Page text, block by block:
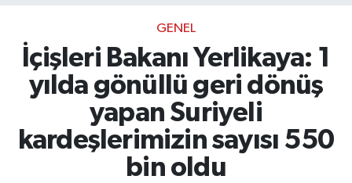
GENEL
İçişleri Bakanı Yerlikaya: 1
yılda gönüllü geri dönüş
yapan Suriyeli
kardeşlerimizin sayısı 550
bin oldu